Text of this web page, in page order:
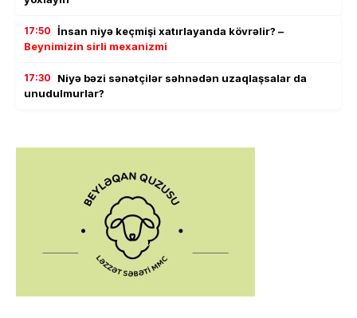
17:50 İnsan niyə keçmişi xatırlayanda kövrəlir? –
Beynimizin sirli mexanizmi
17:30
Niyə bəzi sənətçilər səhnədən uzaqlaşsalar da
unudulmurlar?